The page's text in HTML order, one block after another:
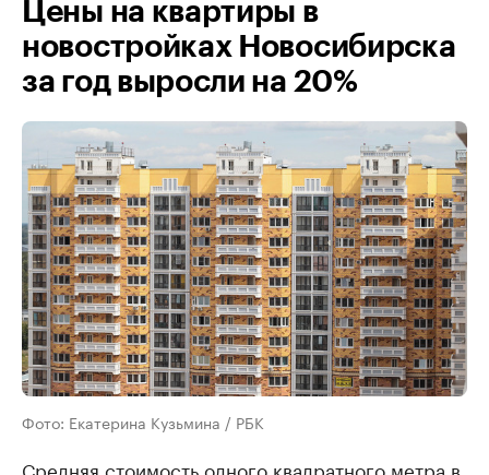
Цены на квартиры в
новостройках Новосибирска
за год выросли на 20%
Фото: Екатерина Кузьмина / РБК
Средняя стоимость одного квадратного метра в